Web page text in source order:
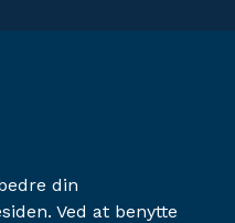
din
Ved at benytte